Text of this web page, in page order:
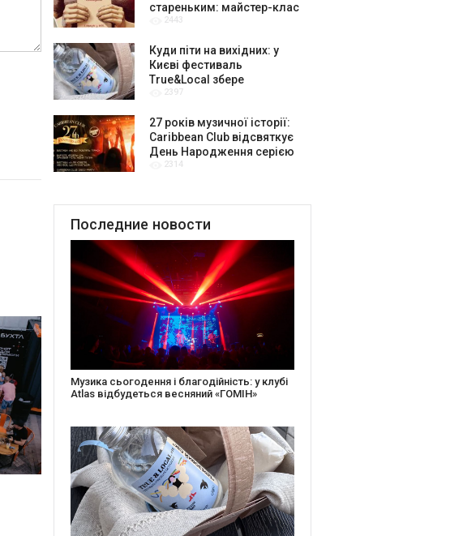
стареньким: майстер-клас
від БФ «Юлині Бабусі» на
2443
Куди піти на вихідних: у
Києві фестиваль
True&Local збере
крафтярів, лекторів і гурт
2397
27 років музичної історії:
Caribbean Club відсвяткує
День Народження серією
благодійних подій
2314
Последние новости
Створіть святкову листівку та допоможіть
стареньким: майстер-клас від БФ «Юлині